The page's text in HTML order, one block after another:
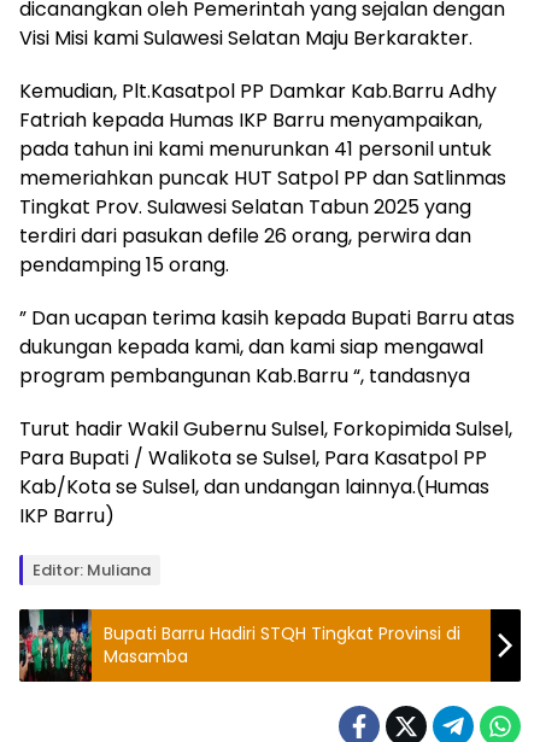
dicanangkan oleh Pemerintah yang sejalan dengan
Visi Misi kami Sulawesi Selatan Maju Berkarakter.
Kemudian, Plt.Kasatpol PP Damkar Kab.Barru Adhy
Fatriah kepada Humas IKP Barru menyampaikan,
pada tahun ini kami menurunkan 41 personil untuk
memeriahkan puncak HUT Satpol PP dan Satlinmas
Tingkat Prov. Sulawesi Selatan Tabun 2025 yang
terdiri dari pasukan defile 26 orang, perwira dan
pendamping 15 orang.
” Dan ucapan terima kasih kepada Bupati Barru atas
dukungan kepada kami, dan kami siap mengawal
program pembangunan Kab.Barru “, tandasnya
Turut hadir Wakil Gubernu Sulsel, Forkopimida Sulsel,
Para Bupati / Walikota se Sulsel, Para Kasatpol PP
Kab/Kota se Sulsel, dan undangan lainnya.(Humas
IKP Barru)
Editor: Muliana
Bupati Barru Hadiri STQH Tingkat Provinsi di
Masamba